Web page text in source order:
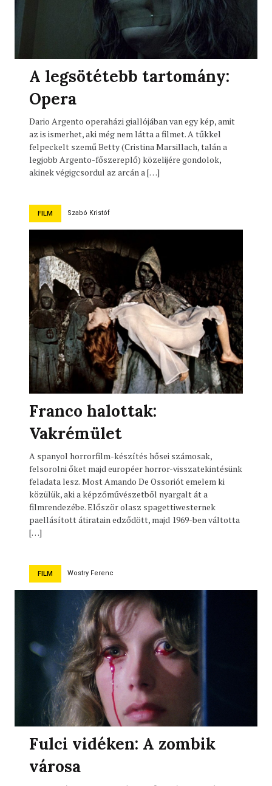
A legsötétebb tartomány:
Opera
Dario Argento operaházi giallójában van egy kép, amit
az is ismerhet, aki még nem látta a filmet. A tűkkel
felpeckelt szemű Betty (Cristina Marsillach, talán a
legjobb Argento-főszereplő) közelijére gondolok,
akinek végigcsordul az arcán a […]
FILM Szabó Kristóf
Franco halottak:
Vakrémület
A spanyol horrorfilm-készítés hősei számosak,
felsorolni őket majd européer horror-visszatekintésünk
feladata lesz. Most Amando De Ossoriót emelem ki
közülük, aki a képzőművészetből nyargalt át a
filmrendezébe. Először olasz spagettiwesternek
paellásított átiratain edződött, majd 1969-ben váltotta
[…]
FILM Wostry Ferenc
Fulci vidéken: A zombik
városa